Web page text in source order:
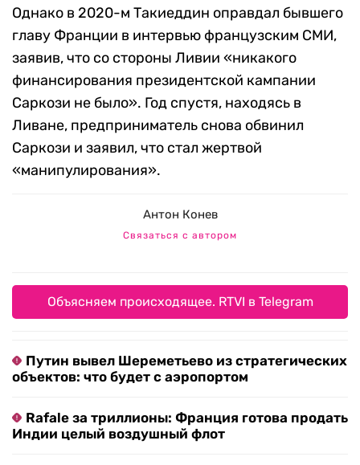
Однако в 2020-м Такиеддин оправдал бывшего
главу Франции в интервью французским СМИ,
заявив, что со стороны Ливии «никакого
финансирования президентской кампании
Саркози не было». Год спустя, находясь в
Ливане, предприниматель снова обвинил
Саркози и заявил, что стал жертвой
«манипулирования».
Антон Конев
Связаться с автором
Объясняем происходящее. RTVI в Telegram
Путин вывел Шереметьево из стратегических
объектов: что будет с аэропортом
Rafale за триллионы: Франция готова продать
Индии целый воздушный флот